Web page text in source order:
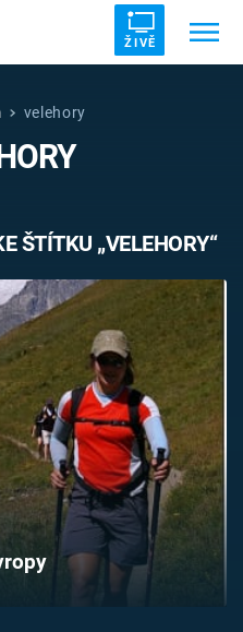
ŽIVĚ
SVĚTOVÁ VÁLKA
velehory
ŠTÍTKU „VELEHORY“